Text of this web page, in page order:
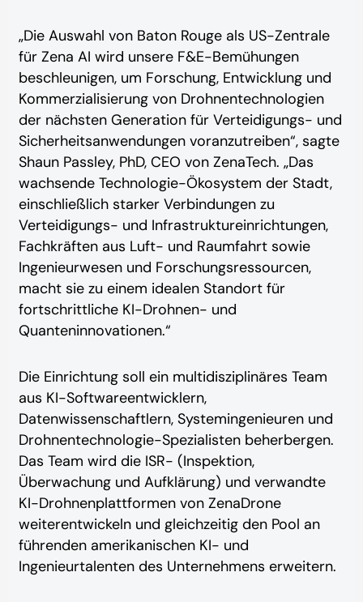
„Die Auswahl von Baton Rouge als US-Zentrale
für Zena AI wird unsere F&E-Bemühungen
beschleunigen, um Forschung, Entwicklung und
Kommerzialisierung von Drohnentechnologien
der nächsten Generation für Verteidigungs- und
Sicherheitsanwendungen voranzutreiben“, sagte
Shaun Passley, PhD, CEO von ZenaTech. „Das
wachsende Technologie-Ökosystem der Stadt,
einschließlich starker Verbindungen zu
Verteidigungs- und Infrastruktureinrichtungen,
Fachkräften aus Luft- und Raumfahrt sowie
Ingenieurwesen und Forschungsressourcen,
macht sie zu einem idealen Standort für
fortschrittliche KI-Drohnen- und
Quanteninnovationen.“
Die Einrichtung soll ein multidisziplinäres Team
aus KI-Softwareentwicklern,
Datenwissenschaftlern, Systemingenieuren und
Drohnentechnologie-Spezialisten beherbergen.
Das Team wird die ISR- (Inspektion,
Überwachung und Aufklärung) und verwandte
KI-Drohnenplattformen von ZenaDrone
weiterentwickeln und gleichzeitig den Pool an
führenden amerikanischen KI- und
Ingenieurtalenten des Unternehmens erweitern.